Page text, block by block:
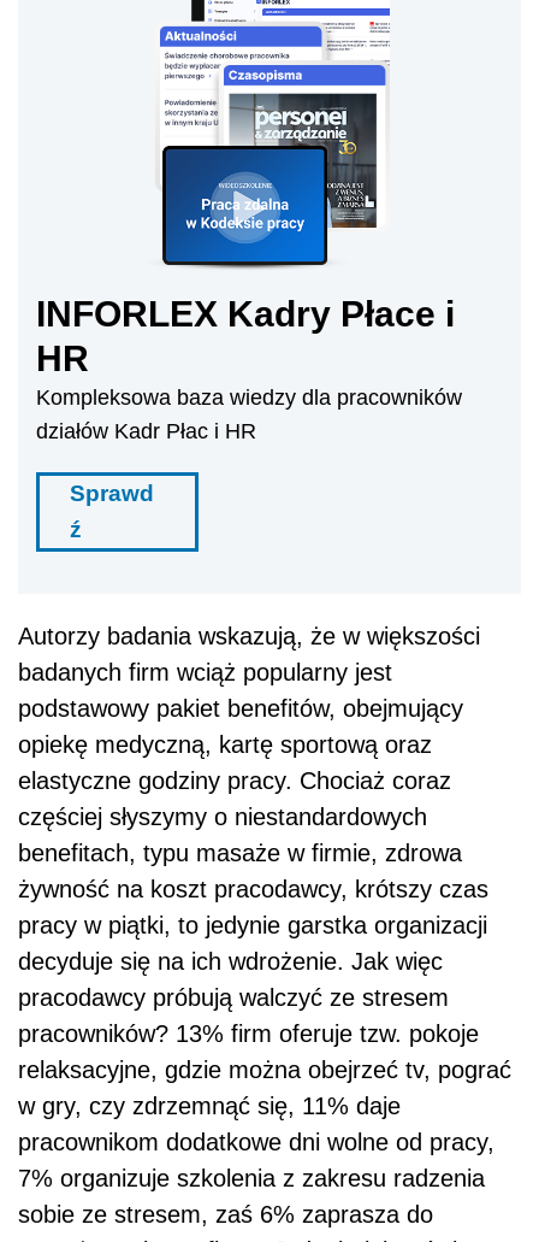
INFORLEX Kadry Płace i
HR
Kompleksowa baza wiedzy dla pracowników
działów Kadr Płac i HR
Sprawd
ź
Autorzy badania wskazują, że w większości
badanych firm wciąż popularny jest
podstawowy pakiet benefitów, obejmujący
opiekę medyczną, kartę sportową oraz
elastyczne godziny pracy. Chociaż coraz
częściej słyszymy o niestandardowych
benefitach, typu masaże w firmie, zdrowa
żywność na koszt pracodawcy, krótszy czas
pracy w piątki, to jedynie garstka organizacji
decyduje się na ich wdrożenie. Jak więc
pracodawcy próbują walczyć ze stresem
pracowników? 13% firm oferuje tzw. pokoje
relaksacyjne, gdzie można obejrzeć tv, pograć
w gry, czy zdrzemnąć się, 11% daje
pracownikom dodatkowe dni wolne od pracy,
7% organizuje szkolenia z zakresu radzenia
sobie ze stresem, zaś 6% zaprasza do